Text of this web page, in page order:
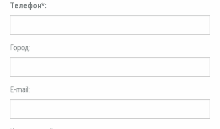
Телефон*:
Город:
E-mail: